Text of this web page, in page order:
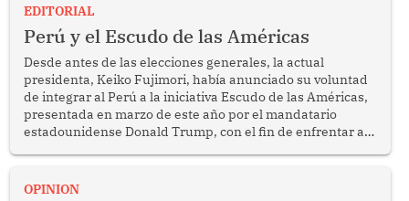
EDITORIAL
Perú y el Escudo de las Américas
Desde antes de las elecciones generales, la actual
presidenta, Keiko Fujimori, había anunciado su voluntad
de integrar al Perú a la iniciativa Escudo de las Américas,
presentada en marzo de este año por el mandatario
estadounidense Donald Trump, con el fin de enfrentar al
OPINION